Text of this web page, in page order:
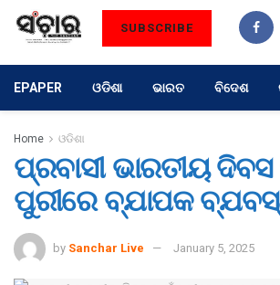
SUBSCRIBE
EPAPER ଓଡିଶା ଭାରତ ବିଦେଶ
Home ଓଡିଶା
ପ୍ରବାସୀ ଭାରତୀୟ
ପୁରୀରେ ବ୍ଯାପକ
by Sanchar Live January 5, 2025